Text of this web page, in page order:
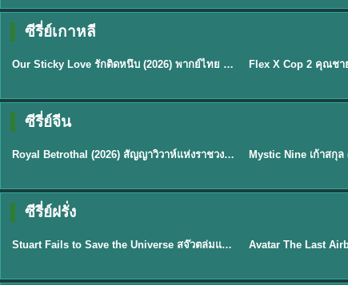
ซีรี่ย์เกาหลี
★6
ซับไทย
Our Sticky Love รักติดหนึบ (2026) พากย์ไทย ซับไทย EP.1-12 ★8
ซีรี่ย์จีน
★9
ซับไทย
Royal Betrothal (2026) สัญญาวิวาห์แห่งราชวงศ์ พากย์ไทย ซับไทย EP1-32 ★9
ซีรี่ย์ฝรั่ง
★9.3
พากย์ไทย
Stuart Fails to Save the Universe สจ๊วตล่มแผนกู้จักรวาล (2026) พากย์ไทย ซับไทย EP.1-10 ★7.8